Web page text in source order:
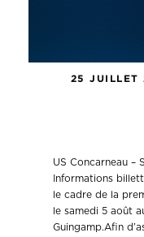
25 JUILLET
US Concarneau –
Informations
le cadre de la
le samedi 5 août
Guingamp.Afin